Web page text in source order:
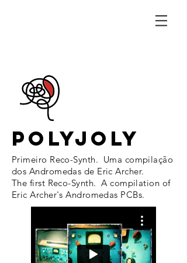
POLYJOLY
Primeiro Reco-Synth. Uma compilação
dos Andromedas de Eric Archer.
The first Reco-Synth. A compilation of
Eric Archer's Andromedas PCBs.